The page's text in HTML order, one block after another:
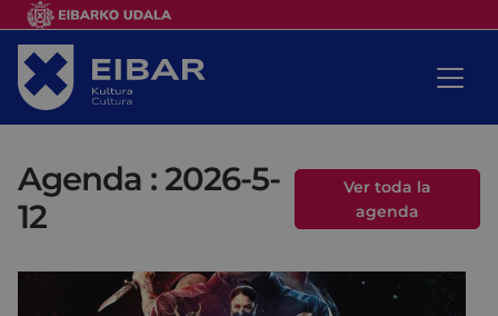
Agenda : 2026-5-
12
Ver toda la
agenda